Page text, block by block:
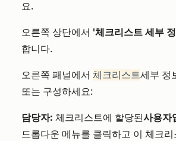
요.
오른쪽 상단에서 '체크리스트 세부
합니다.
오른쪽 패널에서 체크리스트세부 정
또는 구성하세요:
담당자: 체크리스트에 할당된사용자
드롭다운 메뉴를 클릭하고 이 체크리